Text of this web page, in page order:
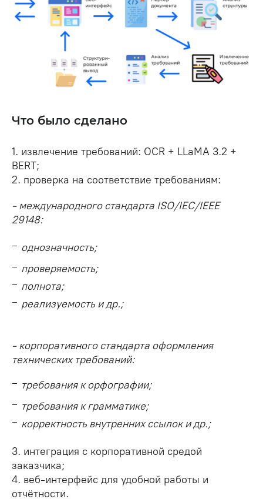
Что было сделано
1. извлечение требований: OCR + LLaMA 3.2 +
BERT;
2. проверка на соответствие требованиям:
- международного стандарта ISO/IEC/IEEE
29148:
однозначность;
проверяемость;
полнота;
реализуемость и др.;
- корпоративного стандарта оформления
технических требований:
требования к орфографии;
требования к грамматике;
корректность внутренних ссылок и др.;
3. интеграция с корпоративной средой
заказчика;
4. веб-интерфейс для удобной работы и
отчётности.